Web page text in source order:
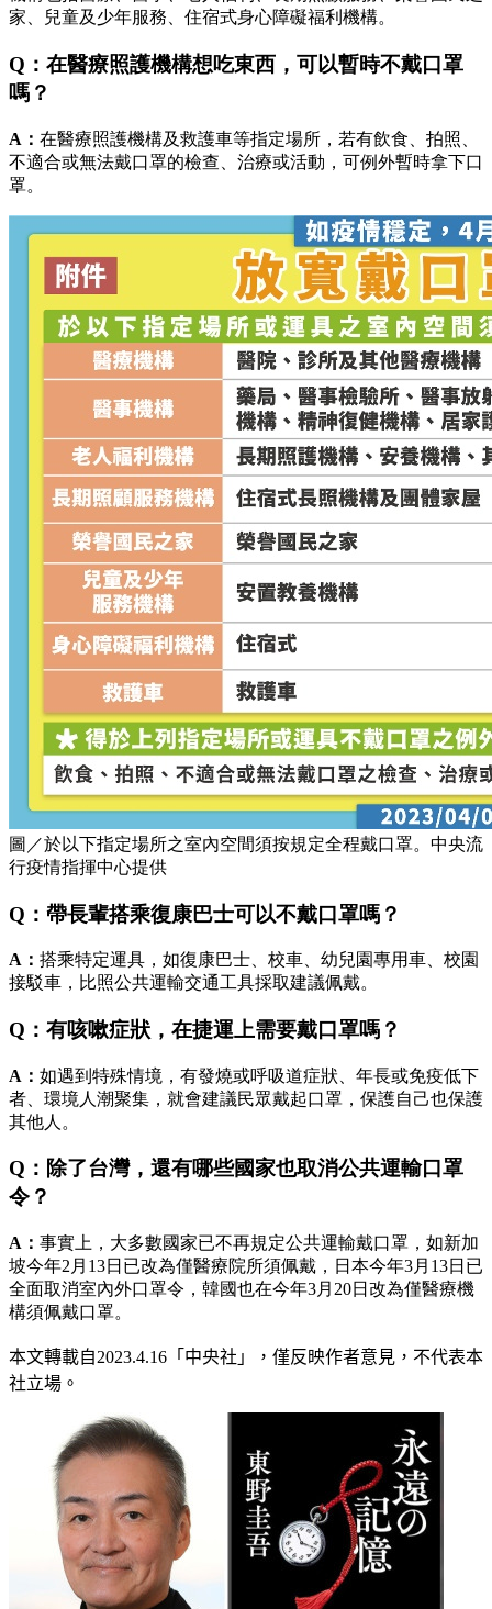
家、兒童及少年服務、住宿式身心障礙福利機構。
Q：在醫療照護機構想吃東西，可以暫時不戴口罩
嗎？
A： 在醫療照護機構及救護車等指定場所，若有飲食、拍照、
不適合或無法戴口罩的檢查、治療或活動，可例外暫時拿下口
罩。
圖／於以下指定場所之室內空間須按規定全程戴口罩。中央流
行疫情指揮中心提供
Q：帶長輩搭乘復康巴士可以不戴口罩嗎？
A： 搭乘特定運具，如復康巴士、校車、幼兒園專用車、校園
接駁車，比照公共運輸交通工具採取建議佩戴。
Q：有咳嗽症狀，在捷運上需要戴口罩嗎？
A： 如遇到特殊情境，有發燒或呼吸道症狀、年長或免疫低下
者、環境人潮聚集，就會建議民眾戴起口罩，保護自己也保護
其他人。
Q：除了台灣，還有哪些國家也取消公共運輸口罩
令？
A： 事實上，大多數國家已不再規定公共運輸戴口罩，如新加
坡今年2月13日已改為僅醫療院所須佩戴，日本今年3月13日已
全面取消室內外口罩令，韓國也在今年3月20日改為僅醫療機
構須佩戴口罩。
本文轉載自2023.4.16 「中央社」
，僅反映作者意見，不代表本
社立場。